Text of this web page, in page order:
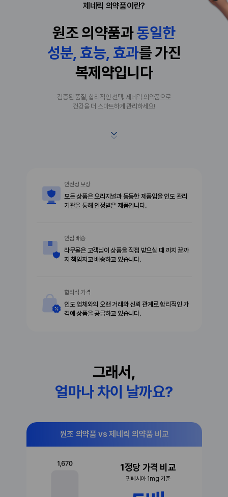
제네릭 의약품이란?
원조 의약품과동일한
성분, 효능, 효과를 가진
복제약입니다
검증된 품질, 합리적인 선택. 제네릭 의약품으로
건강을 더 스마트하게 관리하세요!
안전성 보장
모든 상품은 오리지널과 동등한 제품임을 인도 관리
기관을 통해 인정받은 제품입니다.
안심 배송
라무몰은 고객님이 상품을 직접 받으실 때 까지 끝까
지 책임지고 배송하고 있습니다.
합리적 가격
인도 업체와의 오랜 거래와 신뢰 관계로 합리적인 가
격에 상품을 공급하고 있습니다.
그래서,
얼마나 차이 날까요?
원조 의약품 vs 제네릭 의약품 비교
1정당 가격 비교
핀페시아 1mg 기준